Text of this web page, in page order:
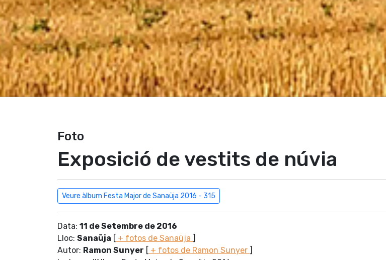
Foto
Exposició de vestits de núvia
Veure àlbum Festa Major de Sanaüja 2016 - 315
Data: 11 de Setembre de 2016
Lloc: Sanaüja + fotos de Sanaüja
Autor: Ramon Sunyer + fotos de Ramon Sunyer